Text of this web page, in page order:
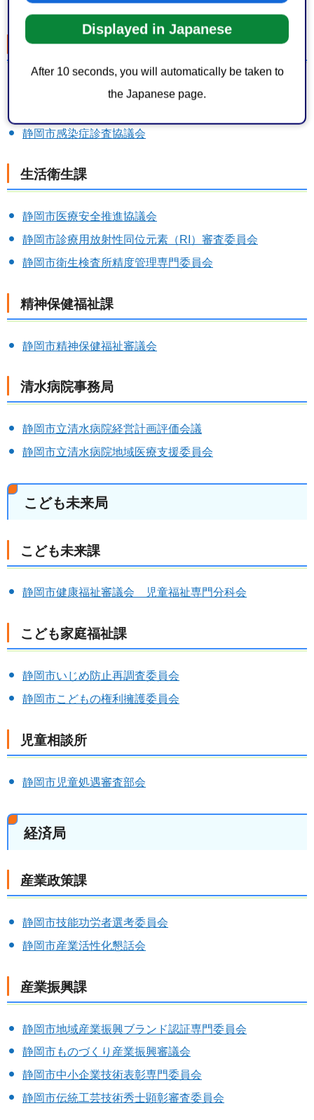
Displayed in Japanese
After 10 seconds, you will automatically be taken to
the Japanese page.
静岡市指定難病審査会
感染症対策課
静岡市予防接種健康被害調査委員会
静岡市感染症診査協議会
生活衛生課
静岡市医療安全推進協議会
静岡市診療用放射性同位元素（RI）審査委員会
静岡市衛生検査所精度管理専門委員会
精神保健福祉課
静岡市精神保健福祉審議会
清水病院事務局
静岡市立清水病院経営計画評価会議
静岡市立清水病院地域医療支援委員会
こども未来局
こども未来課
静岡市健康福祉審議会 児童福祉専門分科会
こども家庭福祉課
静岡市いじめ防止再調査委員会
静岡市こどもの権利擁護委員会
児童相談所
静岡市児童処遇審査部会
経済局
産業政策課
静岡市技能功労者選考委員会
静岡市産業活性化懇話会
産業振興課
静岡市地域産業振興ブランド認証専門委員会
静岡市ものづくり産業振興審議会
静岡市中小企業技術表彰専門委員会
静岡市伝統工芸技術秀士顕彰審査委員会